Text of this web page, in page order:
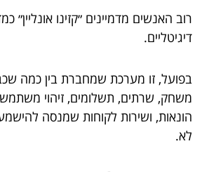
רוב האנשים מדמיינים ״קזינו
דיגיטליים.
בפועל, זו מערכת שמחברת בין כמה
משחק, שרתים, תשלומים, זיהוי משתמש,
הונאות, ושירות לקוחות שמנסה
לא.